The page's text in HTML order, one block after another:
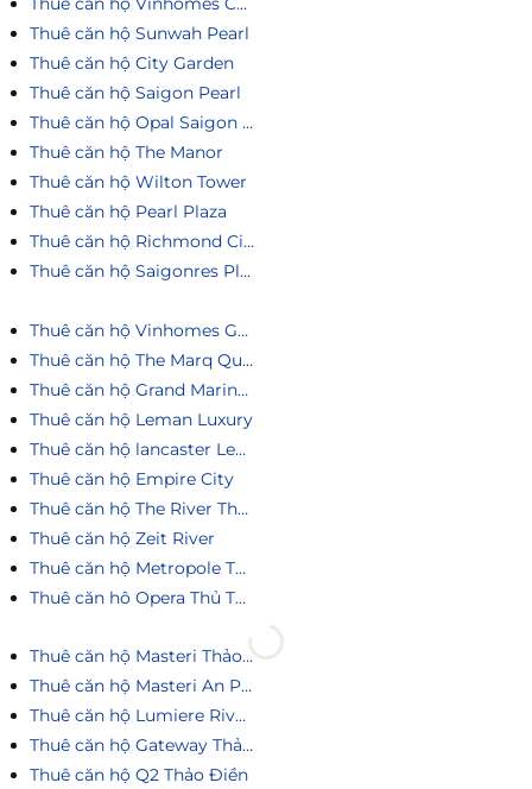
Thuê căn hộ Sunwah Pearl
Thuê căn hộ City Garden
Thuê căn hộ Saigon Pearl
Thuê căn hộ Opal Saigon Pearl
Thuê căn hộ The Manor
Thuê căn hộ Wilton Tower
Thuê căn hộ Pearl Plaza
Thuê căn hộ Richmond City
Thuê căn hộ Saigonres Plaza
Thuê căn hộ Vinhomes Golden River
Thuê căn hộ The Marq Quận 1
Thuê căn hộ Grand Marina Saigon
Thuê căn hộ Leman Luxury
Thuê căn hộ lancaster Legacy
Thuê căn hộ Empire City
Thuê căn hộ The River Thủ Thiêm
Thuê căn hộ Zeit River
Thuê căn hộ Metropole Thủ Thiêm
Thuê căn hô Opera Thủ Thiêm
Thuê căn hộ Masteri Thảo Điền
Thuê căn hộ Masteri An Phú
Thuê căn hộ Lumiere Riverside
Thuê căn hộ Gateway Thảo Điền
Thuê căn hộ Q2 Thảo Điền